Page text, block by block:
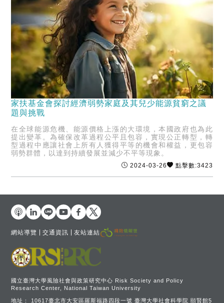
家扶基金會探討經濟弱勢家庭及其兒少能源貧窮之議
題與挑戰
在全球能源危機、能源價格上漲的大環境，本國政府也為此
提出變革。為確保改革過程公平且包容，實現公正轉型，轉
型過程中應讓社會上所有人獲得平等的機會和權益，更包容
弱勢群體，以達到持續發展並減少不平等現象。
2024-03-26 點擊數:3423
國立臺灣大學風險社會與政策研究中心 Risk Society and Policy
Research Center, National Taiwan University
地址： 10617臺北市大安區羅斯福路四段一號 臺灣大學社會科學院 頤賢館5
網站導覽 交通資訊 友站連結